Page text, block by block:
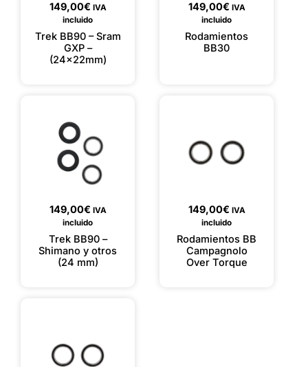
149,00€ IVA
incluido
Trek BB90 – Sram
GXP –
(24x22mm)
149,00€ IVA
incluido
Rodamientos
BB30
149,00€ IVA
incluido
Trek BB90 –
Shimano y otros
(24 mm)
149,00€ IVA
incluido
Rodamientos BB
Campagnolo
Over Torque